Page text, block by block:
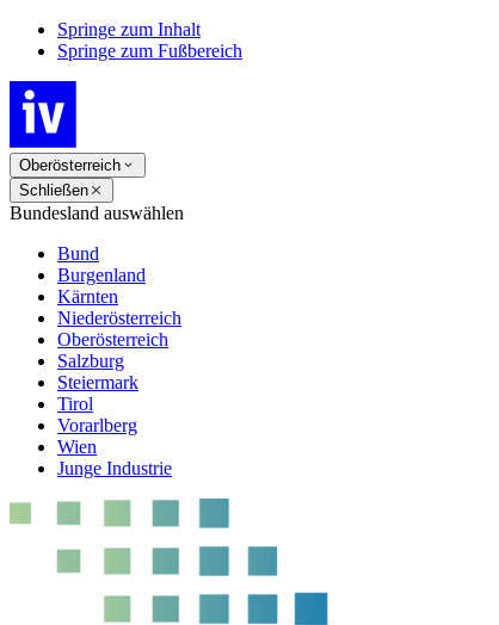
Springe zum Inhalt
Springe zum Fußbereich
Oberösterreich
Schließen
Bundesland auswählen
Bund
Burgenland
Kärnten
Niederösterreich
Oberösterreich
Salzburg
Steiermark
Tirol
Vorarlberg
Wien
Junge Industrie